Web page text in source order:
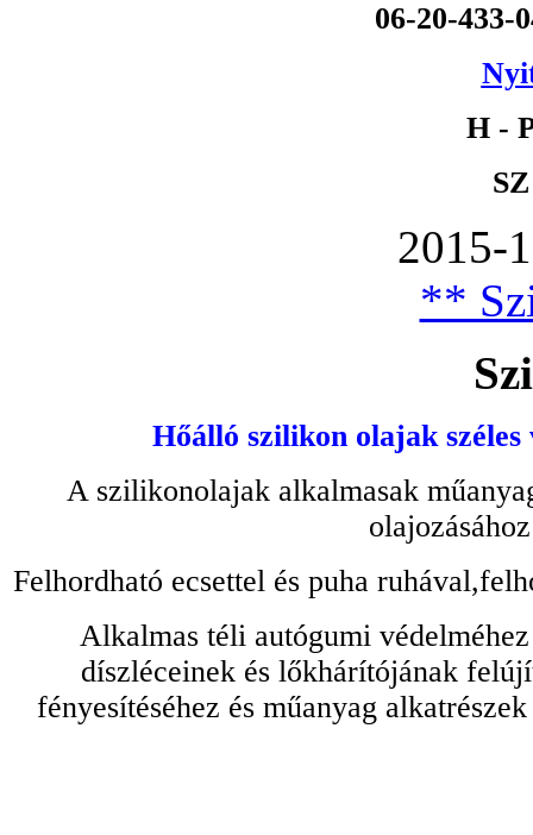
06-20-
H -
2015-
**
Hőálló szilikon olajak
A szilikonolajak alkalmasak
Felhordható ecsettel és puha
Alkalmas téli autógumi
díszléceinek és lőkhárítójának
fényesítéséhez és műanyag